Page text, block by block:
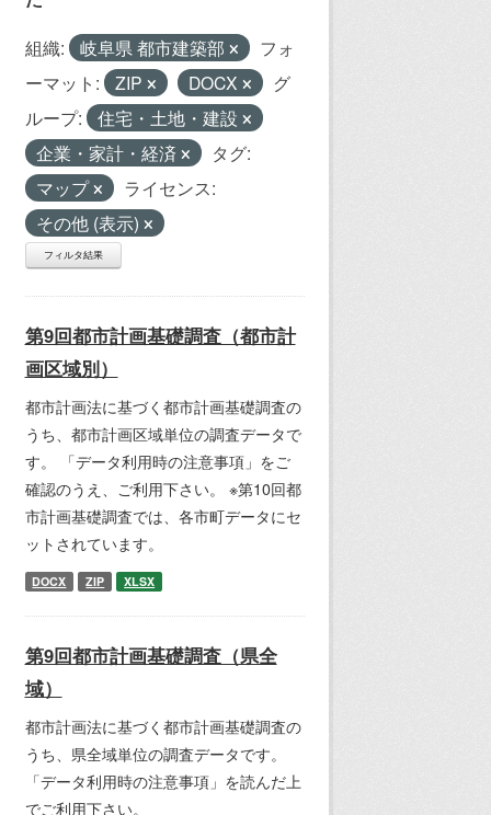
組織: 岐阜県 都市建築部
フォ
ーマット:
ZIP DOCX
グ
ループ:
住宅・土地・建設
企業・家計・経済
タグ:
マップ
ライセンス:
その他 (表示)
フィルタ結果
第9回都市計画基礎調査（都市計
画区域別）
都市計画法に基づく都市計画基礎調査の
うち、都市計画区域単位の調査データで
す。 「データ利用時の注意事項」をご
確認のうえ、ご利用下さい。 ※第10回都
市計画基礎調査では、各市町データにセ
ットされています。
DOCX ZIP XLSX
第9回都市計画基礎調査（県全
域）
都市計画法に基づく都市計画基礎調査の
うち、県全域単位の調査データです。
「データ利用時の注意事項」を読んだ上
でご利用下さい。